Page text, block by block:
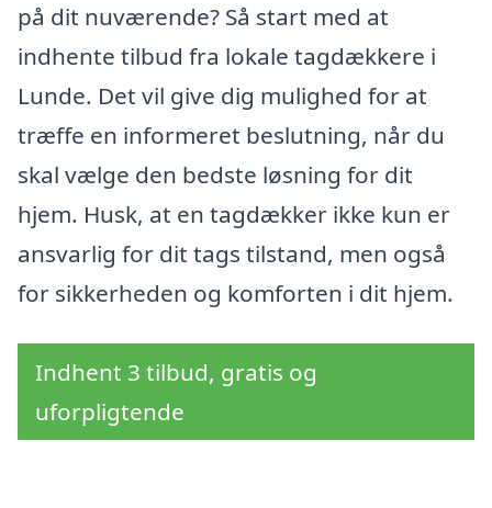
på dit nuværende? Så start med at
indhente tilbud fra lokale tagdækkere i
Lunde. Det vil give dig mulighed for at
træffe en informeret beslutning, når du
skal vælge den bedste løsning for dit
hjem. Husk, at en tagdækker ikke kun er
ansvarlig for dit tags tilstand, men også
for sikkerheden og komforten i dit hjem.
Indhent 3 tilbud, gratis og
uforpligtende